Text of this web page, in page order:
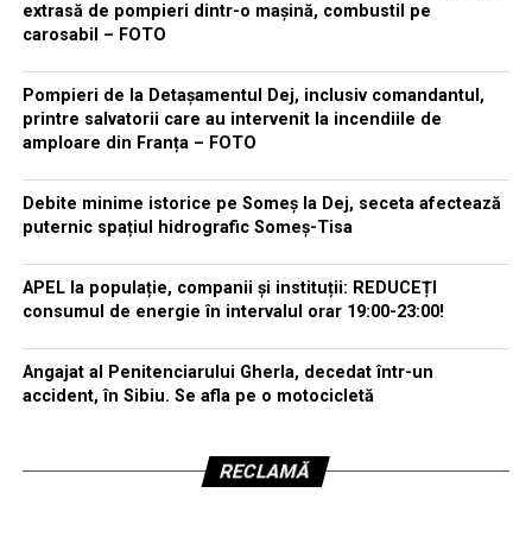
extrasă de pompieri dintr-o mașină, combustil pe
carosabil – FOTO
Pompieri de la Detașamentul Dej, inclusiv comandantul,
printre salvatorii care au intervenit la incendiile de
amploare din Franța – FOTO
Debite minime istorice pe Someș la Dej, seceta afectează
puternic spațiul hidrografic Someș-Tisa
APEL la populație, companii și instituții: REDUCEȚI
consumul de energie în intervalul orar 19:00-23:00!
Angajat al Penitenciarului Gherla, decedat într-un
accident, în Sibiu. Se afla pe o motocicletă
RECLAMĂ